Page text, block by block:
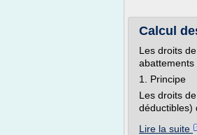
Calcul
Les droits
abattements
1. Principe
Les droits
déductibles)
Lire la suite